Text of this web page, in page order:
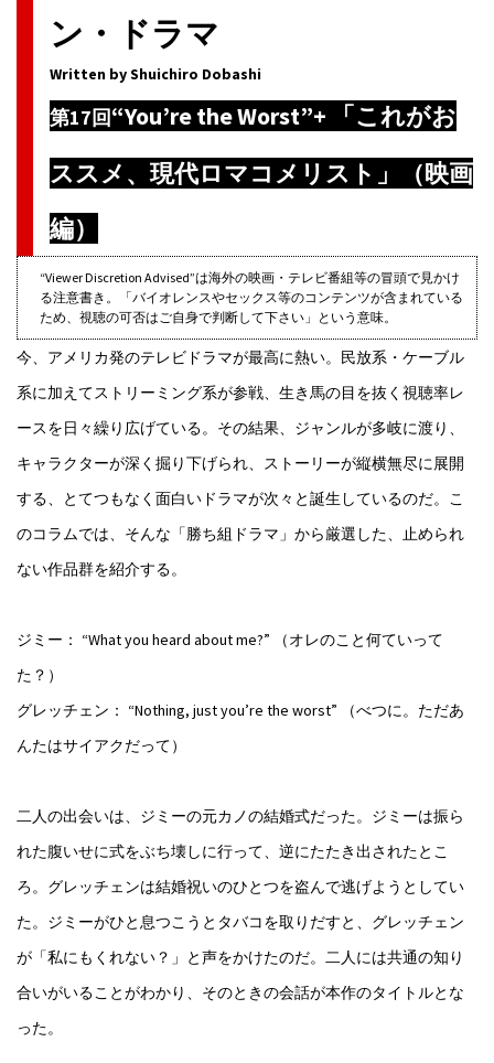
ン・ドラマ
Written by Shuichiro Dobashi
第17回“You’re the Worst”+ 「これがお
ススメ、現代ロマコメリスト」（映画
編）
“Viewer Discretion Advised”は海外の映画・テレビ番組等の冒頭で見かけ
る注意書き。「バイオレンスやセックス等のコンテンツが含まれている
ため、視聴の可否はご自身で判断して下さい」という意味。
今、アメリカ発のテレビドラマが最高に熱い。民放系・ケーブル
系に加えてストリーミング系が参戦、生き馬の目を抜く視聴率レ
ースを日々繰り広げている。その結果、ジャンルが多岐に渡り、
キャラクターが深く掘り下げられ、ストーリーが縦横無尽に展開
する、とてつもなく面白いドラマが次々と誕生しているのだ。こ
のコラムでは、そんな「勝ち組ドラマ」から厳選した、止められ
ない作品群を紹介する。
ジミー： “What you heard about me?” （オレのこと何ていって
た？）
グレッチェン： “Nothing, just you’re the worst” （べつに。ただあ
んたはサイアクだって）
二人の出会いは、ジミーの元カノの結婚式だった。ジミーは振ら
れた腹いせに式をぶち壊しに行って、逆にたたき出されたとこ
ろ。グレッチェンは結婚祝いのひとつを盗んで逃げようとしてい
た。ジミーがひと息つこうとタバコを取りだすと、グレッチェン
が「私にもくれない？」と声をかけたのだ。二人には共通の知り
合いがいることがわかり、そのときの会話が本作のタイトルとな
った。